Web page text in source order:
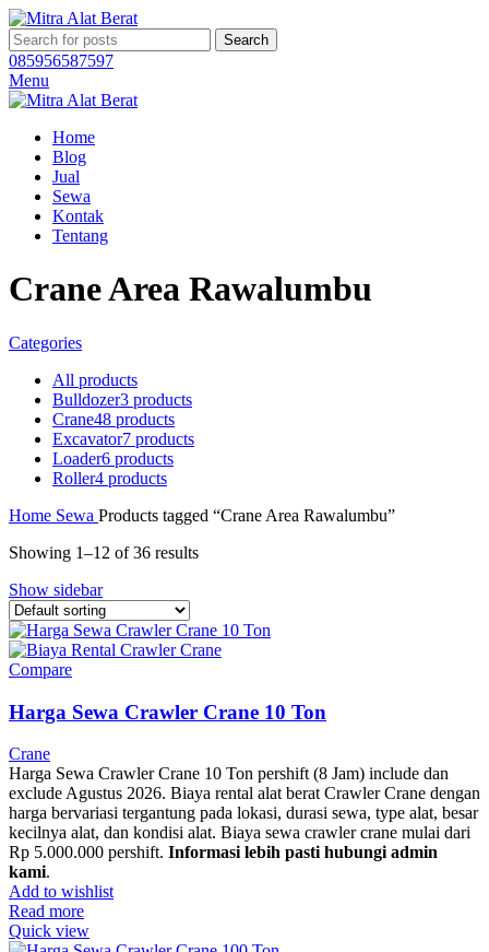
Search
085956587597
Menu
Home
Blog
Jual
Sewa
Kontak
Tentang
Crane Area Rawalumbu
Categories
All products
Bulldozer3 products
Crane48 products
Excavator7 products
Loader6 products
Roller4 products
Home Sewa Products tagged “Crane Area Rawalumbu”
Showing 1–12 of 36 results
Show sidebar
Compare
Harga Sewa Crawler Crane 10 Ton
Crane
Harga Sewa Crawler Crane 10 Ton pershift (8 Jam) include dan
exclude Agustus 2026. Biaya rental alat berat Crawler Crane dengan
harga bervariasi tergantung pada lokasi, durasi sewa, type alat, besar
kecilnya alat, dan kondisi alat. Biaya sewa crawler crane mulai dari
Rp 5.000.000 pershift. Informasi lebih pasti hubungi admin
kami.
Add to wishlist
Read more
Quick view